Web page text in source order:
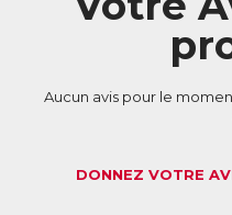
✓ Ils sont garantis végan,
sans tensioactif sulfaté.
✓ Testés sous contrôle
tous les types de cheveux,
EAN :5021807005079
Aucun avis pour le
DONNEZ VOTRE